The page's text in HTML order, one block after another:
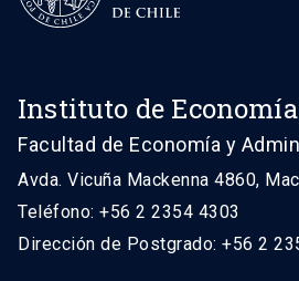
Instituto de Economía
Facultad de Economía y
Avda. Vicuña Mackenna 4860,
Teléfono: +56 2 2354 4303
Dirección de Postgrado: +56 2